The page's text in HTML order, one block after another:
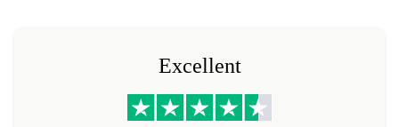
Excellent